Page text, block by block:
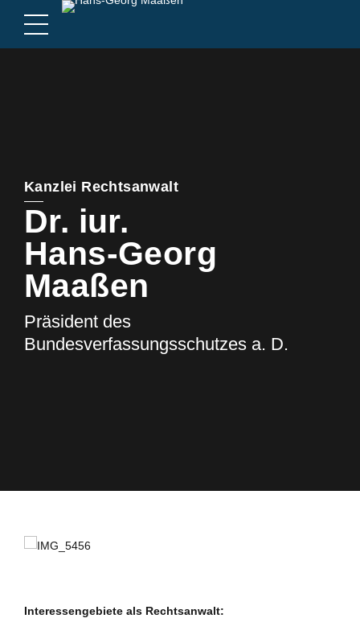
Kanzlei Rechtsanwalt
Dr. iur.
Hans-Georg
Maaßen
Präsident des
Bundesverfassungsschutzes a. D.
Interessengebiete als Rechtsanwalt: